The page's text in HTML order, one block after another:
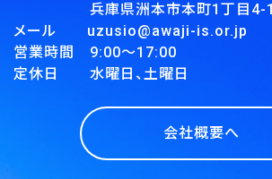
兵庫県洲本市本町1丁目4-1
メール uzusio@awaji-is.or.jp
営業時間 9:00～17:00
定休日 水曜日、土曜日
会社概要へ